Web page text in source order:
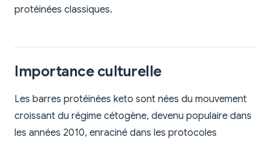
protéinées classiques.
Importance culturelle
Les barres protéinées keto sont nées du mouvement
croissant du régime cétogène, devenu populaire dans
les années 2010, enraciné dans les protocoles